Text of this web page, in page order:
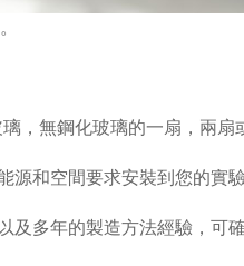
，無鋼化玻璃的一扇，兩扇
和空間要求安裝到您的實驗
多年的製造方法經驗，可